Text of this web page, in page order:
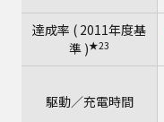
達成率 ( 2011年度基
準 )★23
駆動／充電時間